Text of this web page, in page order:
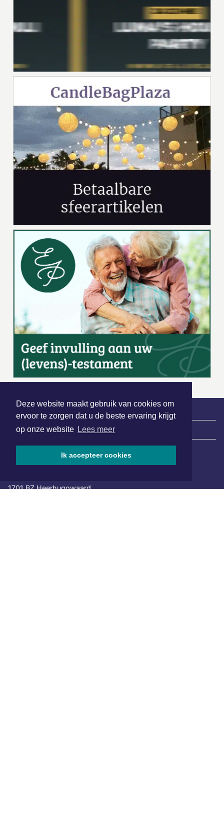
Deze website maakt gebruik van cookies om
ervoor te zorgen dat u de beste ervaring krijgt
op onze website Lees meer
Ik accepteer cookies
| Nieuws | Sport | Evenementen
Hoofdvestiging:
1701 BZ Heerhugowaard